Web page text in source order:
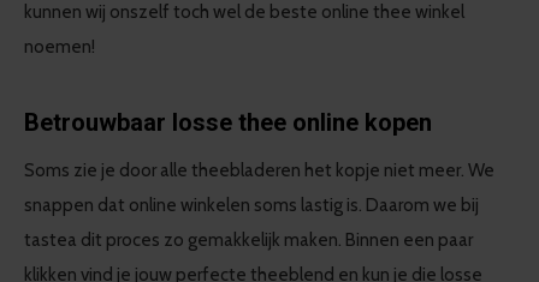
kunnen wij onszelf toch wel de beste online thee winkel
noemen!
Betrouwbaar losse thee online kopen
Soms zie je door alle theebladeren het kopje niet meer. We
snappen dat online winkelen soms lastig is. Daarom we bij
tastea dit proces zo gemakkelijk maken. Binnen een paar
klikken vind je jouw perfecte theeblend en kun je die losse